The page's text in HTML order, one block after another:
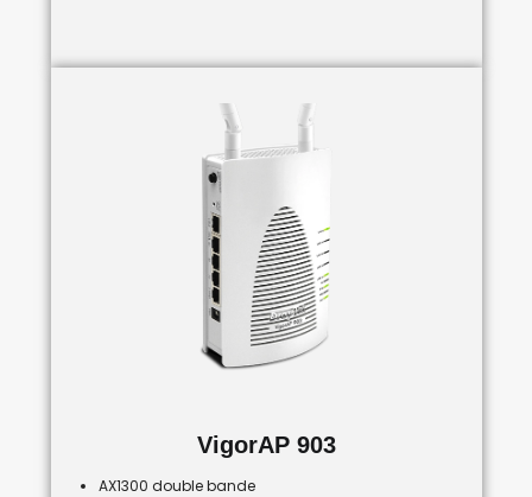
VigorAP 903
AX1300 double bande